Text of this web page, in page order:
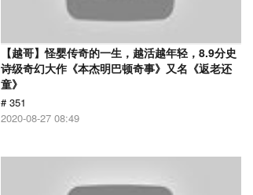
【越哥】怪婴传奇的一生，越活越年轻，8.9分史
诗级奇幻大作《本杰明巴顿奇事》又名《返老还
童》
# 351
2020-08-27 08:49